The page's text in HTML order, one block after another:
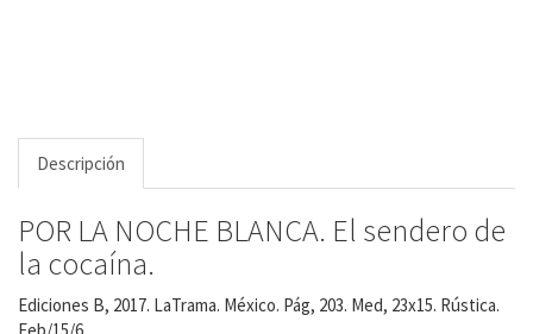
Descripción
POR LA NOCHE BLANCA. El sendero de
la cocaína.
Ediciones B, 2017. LaTrama. México. Pág, 203. Med, 23x15. Rústica.